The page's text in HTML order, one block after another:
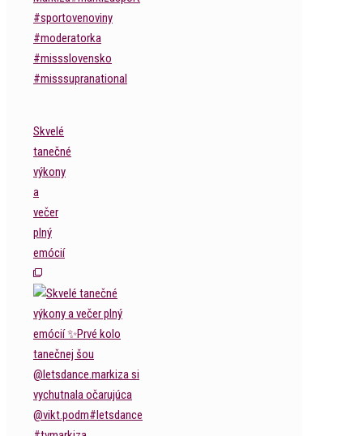
Skvelé
tanečné
výkony
a
večer
plný
emócií